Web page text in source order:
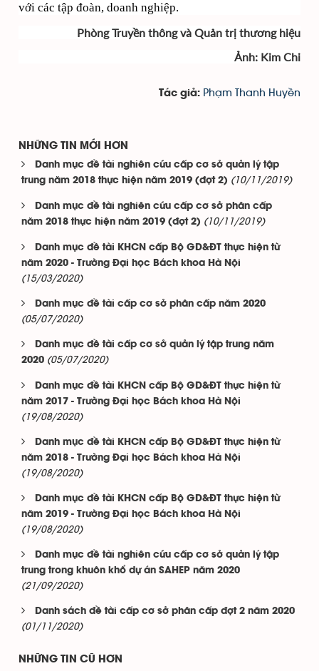
với các tập đoàn, doanh nghiệp.
Phòng Truyền thông và Quản trị thương hiệu
Ảnh: Kim Chi
Tác giả: Phạm Thanh Huyền
NHỮNG TIN MỚI HƠN
Danh mục đề tài nghiên cứu cấp cơ sở quản lý tập
trung năm 2018 thực hiện năm 2019 (đợt 2) (10/11/2019)
Danh mục đề tài nghiên cứu cấp cơ sở phân cấp
năm 2018 thực hiện năm 2019 (đợt 2) (10/11/2019)
Danh mục đề tài KHCN cấp Bộ GD&ĐT thực hiện từ
năm 2020 - Trường Đại học Bách khoa Hà Nội
(15/03/2020)
Danh mục đề tài cấp cơ sở phân cấp năm 2020
(05/07/2020)
Danh mục đề tài cấp cơ sở quản lý tập trung năm
2020 (05/07/2020)
Danh mục đề tài KHCN cấp Bộ GD&ĐT thực hiện từ
năm 2017 - Trường Đại học Bách khoa Hà Nội
(19/08/2020)
Danh mục đề tài KHCN cấp Bộ GD&ĐT thực hiện từ
năm 2018 - Trường Đại học Bách khoa Hà Nội
(19/08/2020)
Danh mục đề tài KHCN cấp Bộ GD&ĐT thực hiện từ
năm 2019 - Trường Đại học Bách khoa Hà Nội
(19/08/2020)
Danh mục đề tài nghiên cứu cấp cơ sở quản lý tập
trung trong khuôn khổ dự án SAHEP năm 2020
(21/09/2020)
Danh sách đề tài cấp cơ sở phân cấp đợt 2 năm 2020
(01/11/2020)
NHỮNG TIN CŨ HƠN